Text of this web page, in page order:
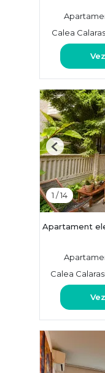
Calea
1 /14
Previous
Apartament
Calea